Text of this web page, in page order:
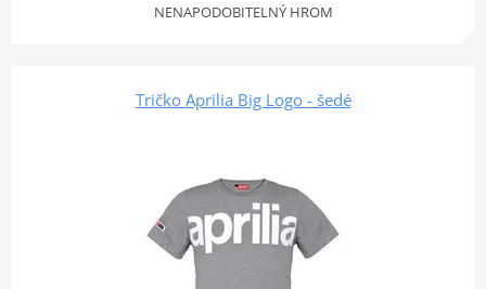
NENAPODOBITELNÝ HROM
Tričko Aprilia Big Logo - šedé